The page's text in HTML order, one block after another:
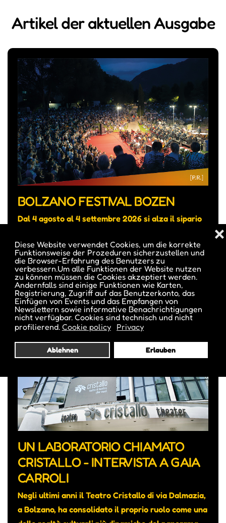
Diese Website verwendet Cookies, um die korrekte
Funktionsweise der Prozeduren sicherzustellen und
die Browser-Erfahrung des Benutzers zu
verbessern.Um alle Funktionen der Website nutzen
zu können müssen die Cookies akzeptiert werden.
Andernfalls sind einige Funktionen wie Karten,
Registrierung, Zugriff auf das Benutzerkonto, das
Einfügen von Events und das Empfangen von
Newslettern sowie informative Benachrichtigungen
nicht verfügbar. Cookies sind technisch und nicht
profilierend. Cookie policy Privacy
Ablehnen Erlauben
❌
Artikel der aktuellen Ausgabe
BOLZANO FESTIVAL BOZEN
Dal 4 agosto al 4 settembre 2026 si alza il sipario
• Am 4. August hebt sich der Vorhang für die neue
Ausgabe des Bolzano Festival Bozen.
UN LABORATORIO CHIAMATO
CRISTALLO - INTERVISTA A GAIA
CARROLI
Negli ultimi anni il Teatro Cristallo di via Dalmazia,
a Bolzano, ha consolidato il proprio ruolo come una